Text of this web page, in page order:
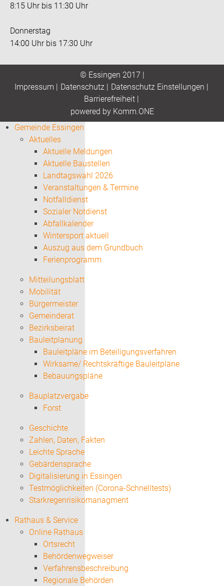
8:15 Uhr bis 11:30 Uhr
Donnerstag
14:00 Uhr bis 17:30 Uhr
© Essingen 2017 |
Impressum | Datenschutz| Datenschutz Einstellungen |
Barrierefreiheit|
powered by Komm.ONE
Gemeinde Essingen
Aktuelles
Aktuelle Meldungen
Aktuelle Baustellen
Landtagswahl 2026
Veranstaltungen & Termine
Notfalldienst
Sozialer Notdienst
Abfallkalender
Wintersport aktuell
Auszug aus dem Grundbuch
Ferienprogramm
Mitteilungsblatt
Mobilität
Bürgermeister
Gemeinderat
Bezirksbeirat
Bauleitplanung
Bauleitpläne im Beteiligungsverfahren
Wirksame/ Rechtskräftige Bauleitpläne
Bebauungspläne
Bauplatzvergabe
Forst
Geschichte
Zahlen, Daten, Fakten
Leichte Sprache
Gebärdensprache
Digitalisierung in Essingen
Testmöglichkeiten (Corona-Schnelltests)
Starkregenrisikomanagment
Rathaus & Service
Online Rathaus
Ortsrecht
Behördenwegweiser
Verfahrensbeschreibung
Regionale Behörden